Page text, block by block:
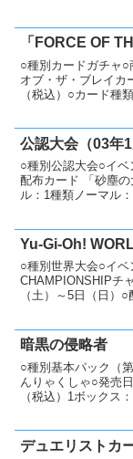
「FORCE OF
○種別カードガチャ○
オブ・ザ・ブレイカ
（税込）○カード種
公認大会（03年1
○種別公認大会○イ
配布カード 「砂塵
ル：1種類ノーマル
Yu-Gi-Oh!
○種別世界大会○イベ
CHAMPIONSHIPチ
（土）～5日（日）
暗黒の侵略者
○種別基本パック（
んりゃくしゃ○発売
（税込）1ボックス
デュエリストカ